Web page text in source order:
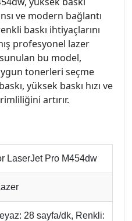
ve modern bağlantı
baskı ihtiyaçlarını
profesyonel lazer
sunulan bu model,
tonerleri seçme
yüksek baskı hızı ve
artırır.
LaserJet Pro M454dw
28 sayfa/dk, Renkli: